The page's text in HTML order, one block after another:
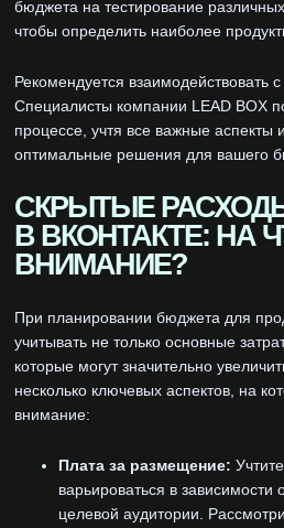
бюджета на тестирование различных
чтобы определить наиболее
Рекомендуется взаимодействовать
Специалисты компании LEAD BOX
процессе, учтя все важные аспекты
оптимальные решения для вашего
СКРЫТЫЕ
В ВКОНТАКТЕ: НА
ВНИМАНИЕ?
При планировании бюджета для
учитывать не только основные
которые могут значительно
несколько ключевых аспектов, на
внимание:
Плата за размещение:
варьироваться в
целевой аудитории.